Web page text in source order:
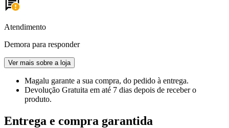
Atendimento
Demora para responder
Ver mais sobre a loja
Magalu garante a sua compra, do pedido à entrega.
Devolução Gratuita em até 7 dias depois de receber o
produto.
Entrega e compra garantida